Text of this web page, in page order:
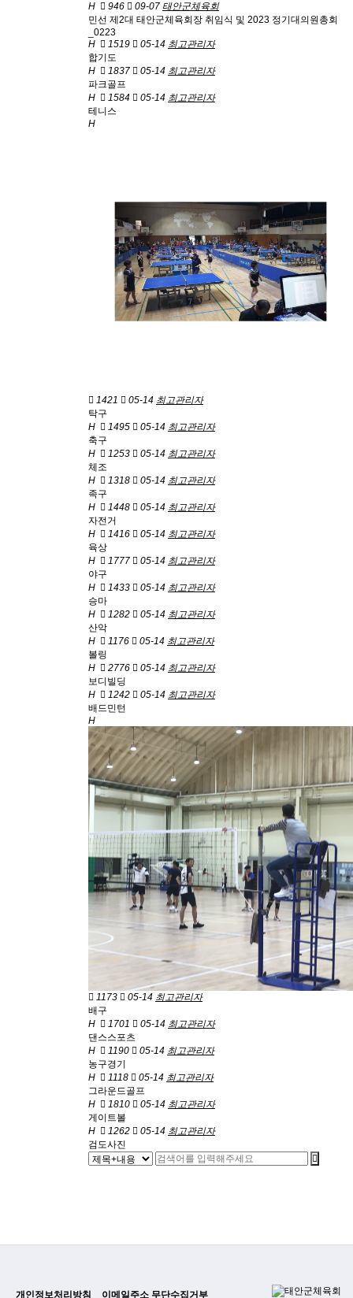
H
946 09-07 태안군체육회
민선 제2대 태안군체육회장 취임식 및 2023 정기대의원총회
_0223
H
1519 05-14 최고관리자
합기도
H
1837 05-14 최고관리자
파크골프
H
1584 05-14 최고관리자
테니스
H
1421 05-14 최고관리자
탁구
H
1495 05-14 최고관리자
축구
H
1253 05-14 최고관리자
체조
H
1318 05-14 최고관리자
족구
H
1448 05-14 최고관리자
자전거
H
1416 05-14 최고관리자
육상
H
1777 05-14 최고관리자
야구
H
1433 05-14 최고관리자
승마
H
1282 05-14 최고관리자
산악
H
1176 05-14 최고관리자
볼링
H
2776 05-14 최고관리자
보디빌딩
H
1242 05-14 최고관리자
배드민턴
H
1173 05-14 최고관리자
배구
H
1701 05-14 최고관리자
댄스스포츠
H
1190 05-14 최고관리자
농구경기
H
1118 05-14 최고관리자
그라운드골프
H
1810 05-14 최고관리자
게이트볼
H
1262 05-14 최고관리자
검도사진
개인정보처리방침 이메일주소 무단수집거부